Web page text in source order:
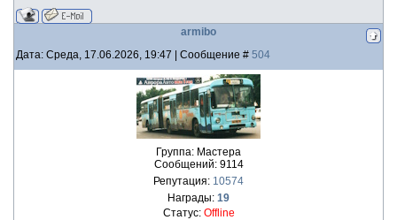
armibo
Дата: Среда, 17.06.2026, 19:47 | Сообщение # 504
Группа: Мастера
Сообщений: 9114
Репутация: 10574
Награды: 19
Статус: Offline